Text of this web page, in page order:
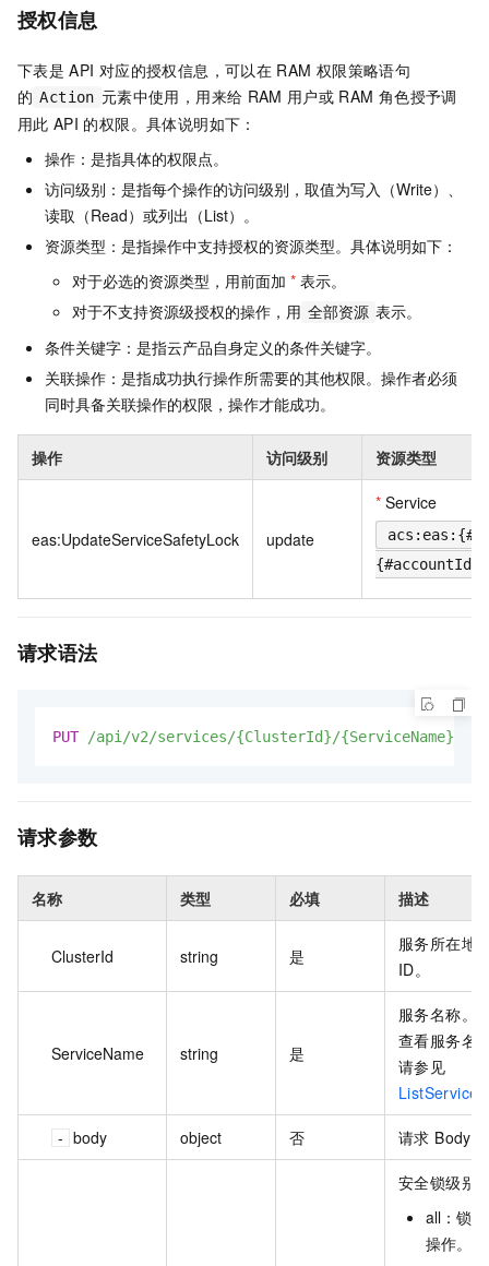
授权信息
下表是 API 对应的授权信息，可以在 RAM 权限策略语句
的 Action 元素中使用，用来给 RAM 用户或 RAM 角色授予调
用此 API 的权限。具体说明如下：
操作：是指具体的权限点。
访问级别：是指每个操作的访问级别，取值为写入（Write）、
读取（Read）或列出（List）。
资源类型：是指操作中支持授权的资源类型。具体说明如下：
对于必选的资源类型，用前面加 * 表示。
对于不支持资源级授权的操作，用 全部资源 表示。
条件关键字：是指云产品自身定义的条件关键字。
关联操作：是指成功执行操作所需要的其他权限。操作者必须
同时具备关联操作的权限，操作才能成功。
操作 访问级别 资源类型
eas:UpdateServiceSafetyLock update
* Service
请求语法
PUT /api/v2/services/{ClusterId}/{ServiceName}/
请求参数
名称 类型 必填 描述
ClusterId string 是
服务所在地
ID。
ServiceName string 是
服务名称。
查看服务名
请参见
body object 否 请求 Body。
安全锁级别
all：锁
操作。